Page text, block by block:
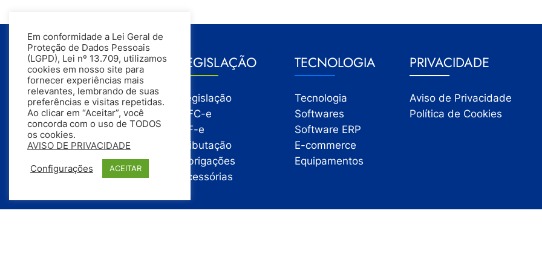
GESTÃO
Gestão
Gestão Financeira
Gestão de Pessoas
Compras
Estoque
Vendas
LEGISLAÇÃO
Legislação
NFC-e
NF-e
Tributação
Obrigações
Acessórias
TECNOLOGIA
Tecnologia
Softwares
Software ERP
E-commerce
Equipamentos
PRIVACIDADE
Aviso de Privacidade
Política de Cookies
Em conformidade a Lei Geral de
Proteção de Dados Pessoais
(LGPD), Lei nº 13.709, utilizamos
cookies em nosso site para
fornecer experiências mais
relevantes, lembrando de suas
preferências e visitas repetidas.
Ao clicar em “Aceitar”, você
concorda com o uso de TODOS
os cookies.
AVISO DE PRIVACIDADE
Configurações ACEITAR